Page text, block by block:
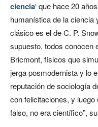
ciencia‘ que hace 20
humanística de la ciencia
clásico es el de C. P.
supuesto, todos conocen
Bricmont, físicos que
jerga posmodernista y lo
reputación de sociología
con felicitaciones, y
falso, no era científico”,